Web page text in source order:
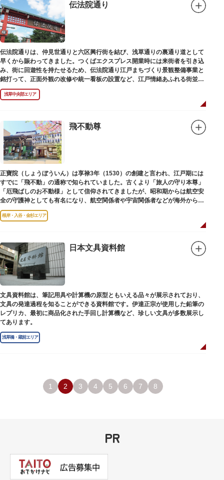
伝法院通り
伝法院通りは、仲見世通りと六区興行街を結び、浅草通りの裏通り道として
早くから賑わってきました。つくばエクスプレス開業時には来街者を引き込
み、街に回遊性を持たせるため、伝法院通り江戸まちづくり景観整備事業と
銘打って、正面外観の改修や統一看板の設置など、江戸情緒あふれる街並み
を再現する景観整備を進めてきました。
浅草中央部エリア
飛不動尊
正寶院（しょうぼういん）は享禄3年（1530）の創建と言われ、江戸期には
すでに「飛不動」の通称で知られていました。古くより「旅人の守り本尊」
「厄飛ばしのお不動様」として信仰されてきましたが、昭和期からは航空安
全の守護神としても有名になり、航空関係者や宇宙関係者などが海外からも
多く参拝に訪れます。
根岸・入谷・金杉エリア
日本文具資料館
文具資料館は、筆記用具や計算機の原型ともいえる品々が展示されており、
文具の発達過程を知ることができる資料館です。伊達正宗が使用した鉛筆の
レプリカ、最初に商品化された手回し計算機など、珍しい文具が多数展示し
てあります。
浅草橋・蔵前エリア
1 2 3 4 5 6 7 8
PR